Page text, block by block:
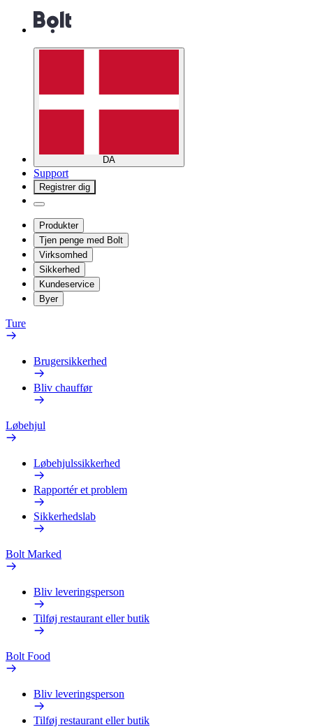
DA
Support
Registrer dig
Produkter
Tjen penge med Bolt
Virksomhed
Sikkerhed
Kundeservice
Byer
Ture
Brugersikkerhed
Bliv chauffør
Løbehjul
Løbehjulssikkerhed
Rapportér et problem
Sikkerhedslab
Bolt Marked
Bliv leveringsperson
Tilføj restaurant eller butik
Bolt Food
Bliv leveringsperson
Tilføj restaurant eller butik